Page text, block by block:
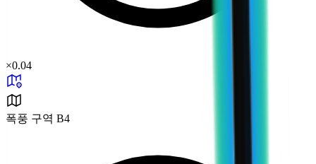
×0.04
폭풍 구역 B4